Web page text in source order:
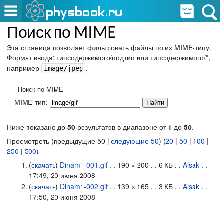
Поиск по MIME
Эта страница позволяет фильтровать файлы по их MIME-типу.
Формат ввода: типсодержимого/подтип или типсодержимого/*,
например
image/jpeg .
Поиск по MIME
MIME-тип:
Ниже показано до 50 результатов в диапазоне от 1 до 50.
Просмотреть (предыдущие 50 | следующие 50) (20 | 50 | 100 |
250 | 500)
(скачать) Dinam1-001.gif. . 190 × 200 . . 6 КБ . . Alsak. .
17:49, 20 июня 2008
(скачать) Dinam1-002.gif. . 139 × 165 . . 3 КБ . . Alsak. .
17:50, 20 июня 2008